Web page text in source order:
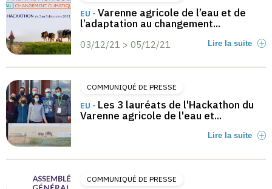
EU - Varenne agricole de l’eau et de
l’adaptation au changement...
03/12/21 > 05/12/21 Lire la suite
COMMUNIQUÉ DE PRESSE
EU - Les 3 lauréats de l'Hackathon du
Varenne agricole de l'eau et...
Lire la suite
COMMUNIQUÉ DE PRESSE